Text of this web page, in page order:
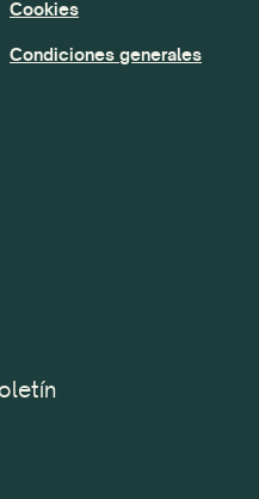
Cookies
Condiciones generales